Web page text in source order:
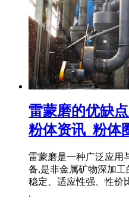
雷蒙磨的优缺
粉体资讯_粉体
雷蒙磨是一种广泛应用
备,是非金属矿物深加
稳定、适应性强、性价
.